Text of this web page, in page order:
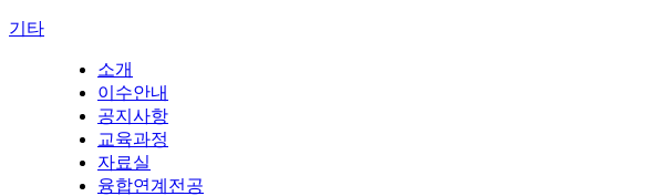
기타
소개
이수안내
공지사항
교육과정
자료실
융합연계전공